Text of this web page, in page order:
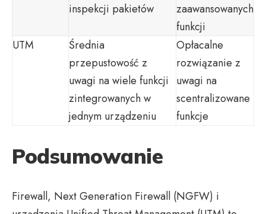
inspekcji pakietów
zaawansowanych
funkcji
UTM
Średnia
przepustowość z
uwagi na wiele funkcji
zintegrowanych w
jednym urządzeniu
Opłacalne
rozwiązanie z
uwagi na
scentralizowane
funkcje
Podsumowanie
Firewall, Next Generation Firewall (NGFW) i